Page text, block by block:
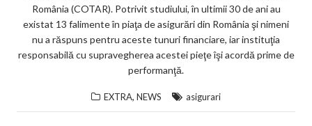
România (COTAR). Potrivit studiului, în ultimii 30 de ani au
existat 13 falimente în piaţa de asigurări din România şi nimeni
nu a răspuns pentru aceste tunuri financiare, iar instituţia
responsabilă cu supravegherea acestei pieţe îşi acordă prime de
performanţă.
EXTRA, NEWS asigurari